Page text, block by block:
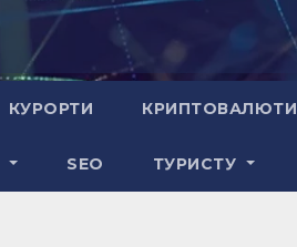
КУРОРТИ КРИПТОВАЛЮТИ
SEO ТУРИСТУ